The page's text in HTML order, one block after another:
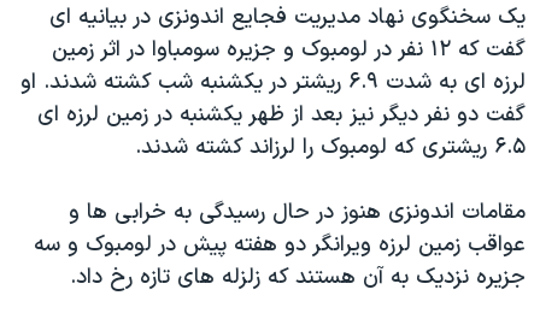
چهل سال گروگان‌گیری
قانون شفافیت دارائی کادر رهبری ایران
اعتراضات مردمی آبان ۹۸
نرگس محمدی برنده جایزه نوبل صلح
همایش محافظه‌کاران آمریکا «سی‌پک»
یک سخنگوی نهاد مدیریت فجایع اندونزی در بیانیه ای
گفت که ۱۲ نفر در لومبوک و جزیره سومباوا در اثر زمین
لرزه ای به شدت ۶.۹ ریشتر در یکشنبه شب کشته شدند. او
گفت دو نفر دیگر نیز بعد از ظهر یکشنبه در زمین لرزه ای
۶.۵ ریشتری که لومبوک را لرزاند کشته شدند.
مقامات اندونزی هنوز در حال رسیدگی به خرابی ها و
عواقب زمین لرزه ویرانگر دو هفته پیش در لومبوک و سه
جزیره نزدیک به آن هستند که زلزله های تازه رخ داد.